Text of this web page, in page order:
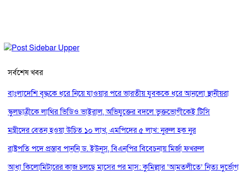
সর্বশেষ খবর
বাংলাদেশি বৃদ্ধকে ধরে নিয়ে যাওয়ার পরে ভারতীয় যুবককে ধরে আনলো স্থানীয়রা
স্কুলছাত্রীকে লাথির ভিডিও ভাইরাল, অভিযুক্তের বদলে ভুক্তভোগীকেই টিসি
মন্ত্রীদের বেতন হওয়া উচিত ১০ লাখ, এমপিদের ৫ লাখ: নুরুল হক নুর
রাষ্ট্রপতি পদে প্রস্তাব পাননি ড. ইউনূস, বিএনপির বিবেচনায় মির্জা ফখরুল
আধা কিলোমিটারের কাজ চলছে মাসের পর মাস: কুমিল্লার ‘আমতলীতে’ নিত্য দুর্ভোগ